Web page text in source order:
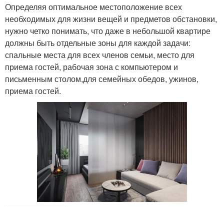
Определяя оптимальное местоположение всех
необходимых для жизни вещей и предметов обстановки,
нужно четко понимать, что даже в небольшой квартире
должны быть отдельные зоны для каждой задачи:
спальные места для всех членов семьи, место для
приема гостей, рабочая зона с компьютером и
письменным столом,для семейных обедов, ужинов,
приема гостей.